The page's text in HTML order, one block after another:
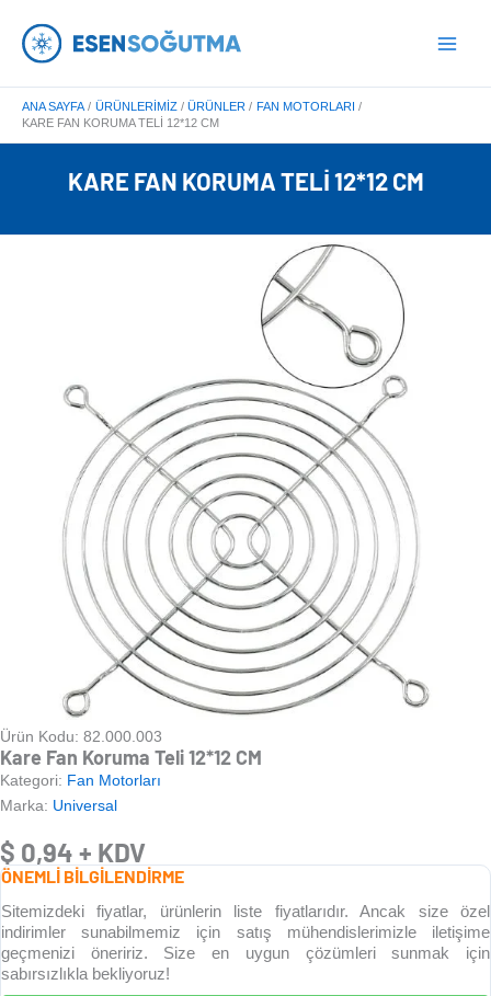
atla
Menu
ANA SAYFA ÜRÜNLERIMIZ ÜRÜNLER
FAN MOTORLARI
KARE FAN KORUMA TELI 12*12 CM
KARE FAN KORUMA TELI 12*12 CM
Ürün Kodu: 82.000.003
Kare Fan Koruma Teli 12*12 CM
Kategori: Fan Motorları
Marka: Universal
$ 0,94 + KDV
ÖNEMLİ BİLGİLENDİRME
Sitemizdeki fiyatlar, ürünlerin liste fiyatlarıdır. Ancak size özel
indirimler sunabilmemiz için satış mühendislerimizle iletişime
geçmenizi öneririz. Size en uygun çözümleri sunmak için
sabırsızlıkla bekliyoruz!